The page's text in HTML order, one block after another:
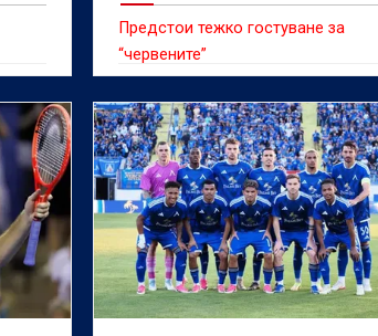
Предстои тежко гостуване за
“червените”